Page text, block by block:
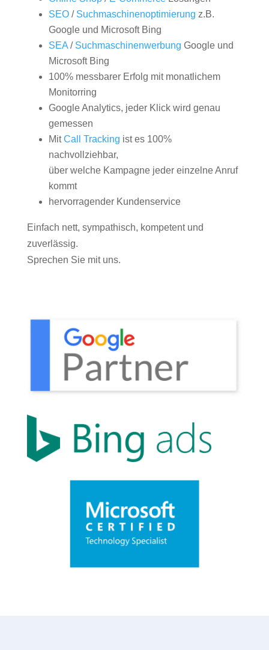
SEO/ Suchmaschinenoptimierung z.B.
Google und Microsoft Bing
SEA/ Suchmaschinenwerbung Google und
Microsoft Bing
100% messbarer Erfolg mit monatlichem
Monitorring
Google Analytics, jeder Klick wird genau
gemessen
MitCall Tracking ist es 100%
nachvollziehbar,
über welche Kampagne jeder einzelne Anruf
kommt
hervorragender Kundenservice
Einfach nett, sympathisch, kompetent und
zuverlässig.
Sprechen Sie mit uns.